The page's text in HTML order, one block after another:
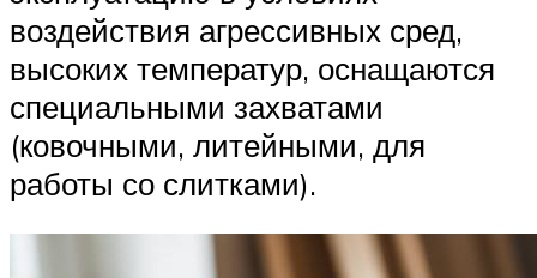
воздействия агрессивных сред,
высоких температур, оснащаются
специальными захватами
(ковочными, литейными, для
работы со слитками).